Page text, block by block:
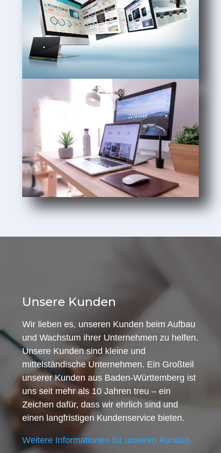
Unsere Kunden
Wir lieben es, unseren Kunden beim Aufbau
und Wachstum ihrer Unternehmen zu helfen.
Unsere Kunden sind kleine und
mittelständische Unternehmen. Ein Großteil
unserer Kunden aus Baden-Württemberg ist
uns seit mehr als 10 Jahren treu – ein
Zeichen dafür, dass wir ehrlich sind und
einen langfristigen Kundenservice bieten.
Weitere Informationen für unseren Kunden